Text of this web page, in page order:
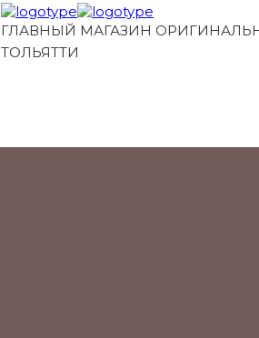
ГЛАВНЫЙ МАГАЗИН
ТОЛЬЯТТИ